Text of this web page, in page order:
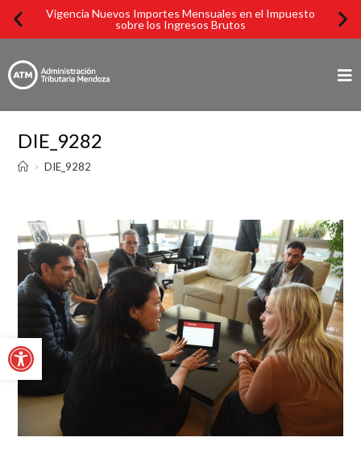
Vigencia Nuevos Importes Mensuales en el Impuesto
sobre los Ingresos Brutos
DIE_9282
> DIE_9282
Abrir barra de herramientas